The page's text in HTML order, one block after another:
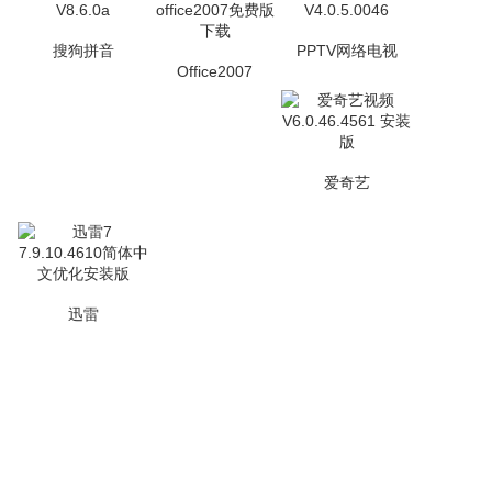
搜狗拼音
Office2007
PPTV网络电视
爱奇艺
迅雷